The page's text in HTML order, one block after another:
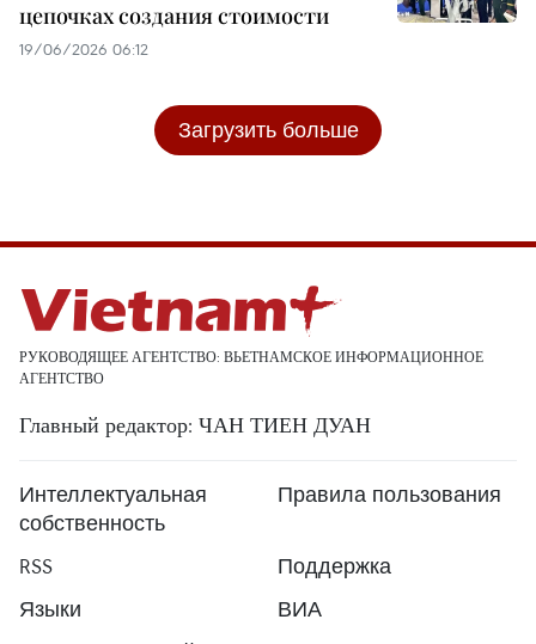
цепочках создания стоимости
19/06/2026 06:12
Загрузить больше
РУКОВОДЯЩЕЕ АГЕНТСТВО: ВЬЕТНАМСКОЕ ИНФОРМАЦИОННОЕ
АГЕНТСТВО
Главный редактор: ЧАН ТИЕН ДУАН
Интеллектуальная
собственность
Правила пользования
RSS
Поддержка
Языки
ВИА